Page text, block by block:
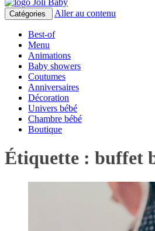
Catégories Aller au contenu
Best-of
Menu
Animations
Baby showers
Coutumes
Anniversaires
Décoration
Univers bébé
Chambre bébé
Boutique
Étiquette : buffet